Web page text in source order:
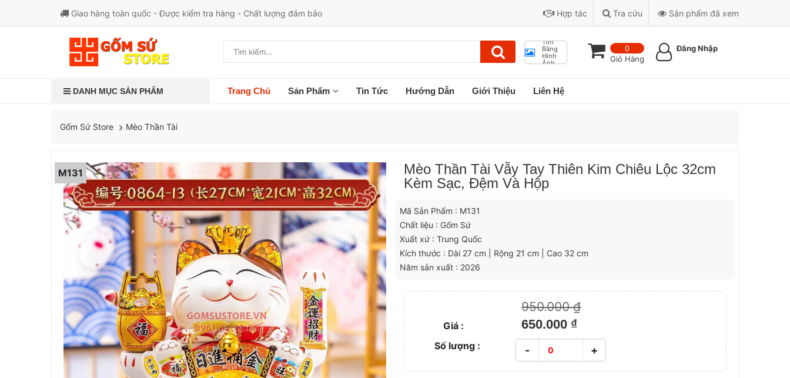
Giao hàng toàn quốc - Được kiểm tra hàng - Chất lượng đảm bảo Hợp tác Tra cứu Sản phẩm đã xem
Tìm
Bằng
Hình
Ảnh
0
Giỏ Hàng
Đăng Nhập
DANH MỤC SẢN PHẨM Trang Chủ Sản Phẩm Tin Tức Hướng Dẫn Giới Thiệu Liên Hệ
Gốm Sứ Store Mèo Thần Tài
M131
Mèo Thần Tài Vẫy Tay Thiên Kim Chiêu Lộc 32cm
Kèm Sạc, Đệm Và Hộp
Mã Sản Phẩm : M131
Chất liệu : Gốm Sứ
Xuất xứ : Trung Quốc
Kích thước : Dài 27 cm | Rộng 21 cm | Cao 32 cm
Năm sản xuất : 2026
950.000 ₫
Giá : 650.000 ₫
Số lượng : - +